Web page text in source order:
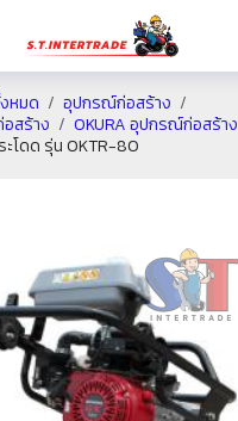
หมด
อุปกรณ์ก่อสร้าง
อสร้าง
OKURA อุปกรณ์ก่อสร้าง
โดด รุ่น OKTR-80